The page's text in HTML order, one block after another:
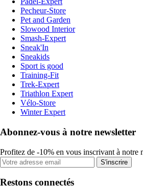
Pecheur-Store
Pet and Garden
Slowood Interior
Smash-Expert
Sneak'In
Sneakids
Sport is good
Training-Fit
Trek-Expert
Triathlon Expert
Vélo-Store
Winter Expert
Abonnez-vous à notre newsletter
Profitez de -10% en vous inscrivant à notre
S'inscrire
Restons connectés